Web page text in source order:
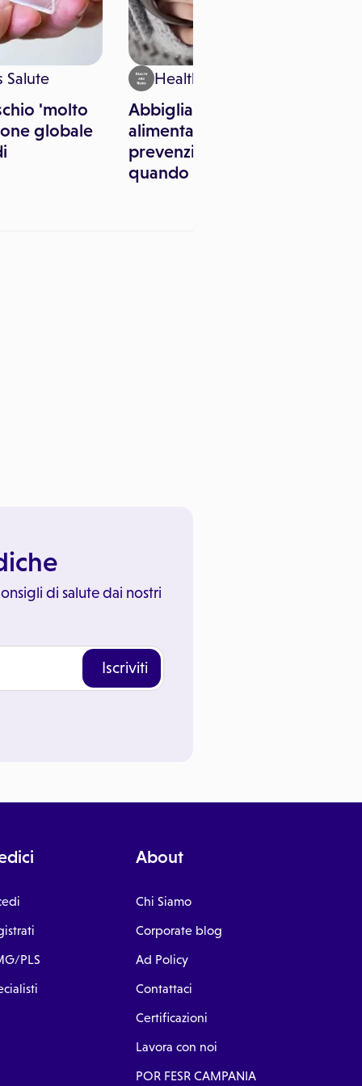
Salute
'molto
globale
Health & News
Abbigliamento,
alimentazione e
prevenzione dei rischi
quando fa molto freddo
di salute dai nostri
Iscriviti
PLS
About
Chi Siamo
Corporate blog
Ad Policy
Contattaci
Certificazioni
Lavora con noi
POR FESR CAMPANIA